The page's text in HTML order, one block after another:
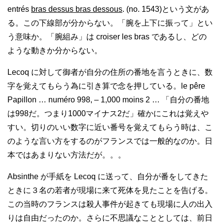
entrés bras dessus bras dessous. (no. 1543)という文があ
る。この下線部が分からない。「腕を上下に振って」とい
う意味か。「腕組み」は croiser les bras であるし、どの
ような動きか分からない。
Lecoq に対して御者が自分の住所の番地を言うときに、数
字を覚えてもらう為に引き算で念を押している。le pêre
Papillon … numéro 998, – 1,000 moins 2 … 「自分の番地
は998だ。つまり1000マイナス2だ」確かにこれは覚えや
すい。切りのいい数字に近い番号を覚えてもらう時は、こ
のような言い方をするのがフランスでは一般的なのか。日
本ではあまりない方法だが。。。
Absinthe が手紙を Lecoq に送って、自分が番をしてきた
ときに３名の若者が現場に来て死体を見たことを告げる。
この当時のフランスは殺人事件が起きても現場に人の出入
りは自由だったのか。さらに不思議なこととしては、前日